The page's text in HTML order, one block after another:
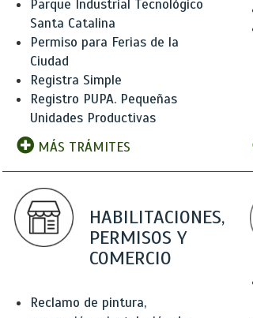
Parque Industrial Tecnológico
Santa Catalina
Permiso para Ferias de la
Ciudad
Registra Simple
Registro PUPA. Pequeñas
Unidades Productivas
MÁS TRÁMITES
HABILITACIONES,
PERMISOS Y
COMERCIO
Reclamo de pintura,